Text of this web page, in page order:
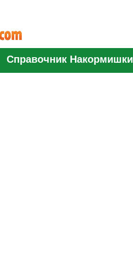
Справочник Накормишки